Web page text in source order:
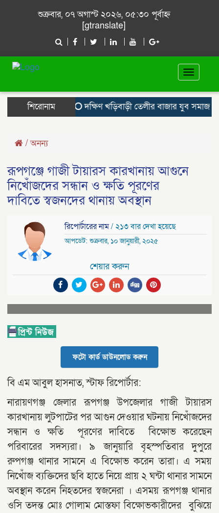
শুক্রবার, ০৭ অগাস্ট ২০২৬, ০৫:৩০ পূর্বাহ্ন
[gtranslate]
Toggle
শিরোনাম
দক্ষিণ খড়িবাড়ী তেলীর বাজার যুব সমাজ
/অনন্য
রূপগঞ্জে গাজী টায়ারস কারখানায় আগুনে
নিখোঁজদের সন্ধান ও ক্ষতি পূরণের
দাবিতে স্বজনদের থানায় অবস্থান
রিপোর্টারের নাম/ ২১৩ বার দেখা হয়েছে
আপডেট: শুক্রবার, ১০ জানুয়ারী, ২০২৫
শেয়ার করুন
ফটো কার্ড ডাউনলোড করুন
বি এম আবুল হাসনাত, স্টাফ রিপোর্টার:
নারায়ণগঞ্জ জেলার রূপগঞ্জ উপজেলার গাজী টায়ারস
কারখানায় লুটপাটের পর আগুন দেওয়ার ঘটনায় নিখোঁজদের
সন্ধান ও ক্ষতি পূরণের দাবিতে বিক্ষোভ করেছেন
পরিবারের সদস্যরা। ৯ জানুয়ারি বৃহস্পতিবার দুপুরে
রুপগঞ্জ থানার সামনে এ বিক্ষোভ করেন তারা। এ সময়
নিখোঁজ ব্যক্তিদের ছবি হাতে নিয়ে প্রায় ২ ঘন্টা থানার সামনে
অবস্থান করেন নিহতদের স্বজনেরা । এসময় রূপগঞ্জ থানার
ওসি তদন্ত মোঃ গোলাম মোস্তফা বিক্ষোভকারীদের বুঝিয়ে